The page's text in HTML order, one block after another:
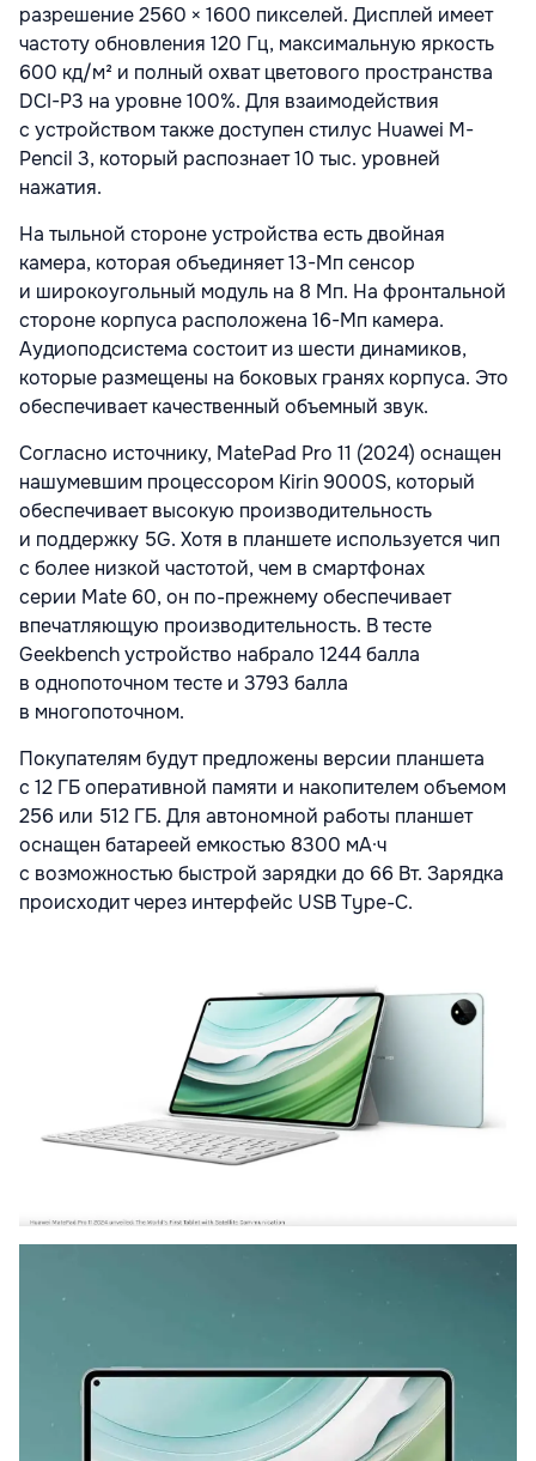
разрешение 2560 × 1600 пикселей. Дисплей имеет
частоту обновления 120 Гц, максимальную яркость
600 кд/м² и полный охват цветового пространства
DCI-P3 на уровне 100%. Для взаимодействия
с устройством также доступен стилус Huawei M-
Pencil 3, который распознает 10 тыс. уровней
нажатия.
На тыльной стороне устройства есть двойная
камера, которая объединяет 13-Мп сенсор
и широкоугольный модуль на 8 Мп. На фронтальной
стороне корпуса расположена 16-Мп камера.
Аудиоподсистема состоит из шести динамиков,
которые размещены на боковых гранях корпуса. Это
обеспечивает качественный объемный звук.
Согласно источнику, MatePad Pro 11 (2024) оснащен
нашумевшим процессором Kirin 9000S, который
обеспечивает высокую производительность
и поддержку 5G. Хотя в планшете используется чип
с более низкой частотой, чем в смартфонах
серии Mate 60, он по-прежнему обеспечивает
впечатляющую производительность. В тесте
Geekbench устройство набрало 1244 балла
в однопоточном тесте и 3793 балла
в многопоточном.
Покупателям будут предложены версии планшета
с 12 ГБ оперативной памяти и накопителем объемом
256 или 512 ГБ. Для автономной работы планшет
оснащен батареей емкостью 8300 мА·ч
с возможностью быстрой зарядки до 66 Вт. Зарядка
происходит через интерфейс USB Type-C.